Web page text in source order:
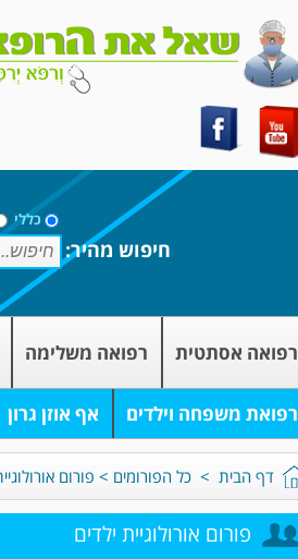
כללי
חיפוש מהיר:
רפואה אסתטית רפואה משלימה
רפואת משפחה וילדים אף אוזן גרון
דף הבית > כל הפורומים > פורום
פורום אורולוגיית ילדים